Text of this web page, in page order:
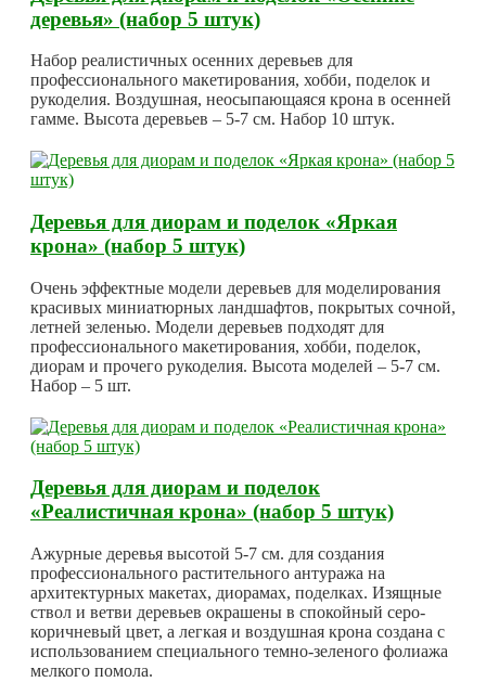
деревья» (набор 5 штук)
Набор реалистичных осенних деревьев для
профессионального макетирования, хобби, поделок и
рукоделия. Воздушная, неосыпающаяся крона в осенней
гамме. Высота деревьев – 5-7 см. Набор 10 штук.
Деревья для диорам и поделок «Яркая
крона» (набор 5 штук)
Очень эффектные модели деревьев для моделирования
красивых миниатюрных ландшафтов, покрытых сочной,
летней зеленью. Модели деревьев подходят для
профессионального макетирования, хобби, поделок,
диорам и прочего рукоделия. Высота моделей – 5-7 см.
Набор – 5 шт.
Деревья для диорам и поделок
«Реалистичная крона» (набор 5 штук)
Ажурные деревья высотой 5-7 см. для создания
профессионального растительного антуража на
архитектурных макетах, диорамах, поделках. Изящные
ствол и ветви деревьев окрашены в спокойный серо-
коричневый цвет, а легкая и воздушная крона создана с
использованием специального темно-зеленого фолиажа
мелкого помола.